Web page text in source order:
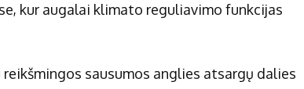
kur augalai klimato reguliavimo funkcijas
sausumos anglies atsargų dalies